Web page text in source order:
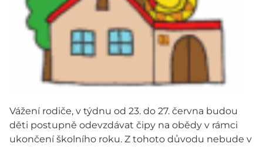
Vážení rodiče, v týdnu od 23. do 27. června budou
děti postupně odevzdávat čipy na obědy v rámci
ukončení školního roku. Z tohoto důvodu nebude v